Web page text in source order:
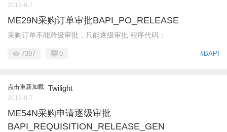
2019-8-7
ME29N采购订单审批BAPI_PO_RELEASE
采购订单不能跨级审批，只能逐级审批 程序代码：
#BAPI
7397 0
点击重新加载 Twilight
2019-8-7
ME54N采购申请逐级审批
BAPI_REQUISITION_RELEASE_GEN